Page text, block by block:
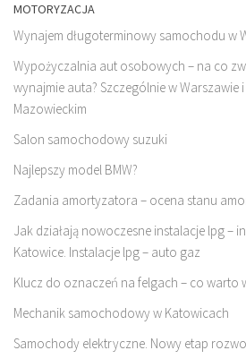
MOTORYZACJA
Wynajem długoterminowy samochodu w
Wypożyczalnia aut osobowych – na co
wynajmie auta? Szczególnie w Warszawie
Mazowieckim
Salon samochodowy suzuki
Najlepszy model BMW?
Zadania amortyzatora – ocena stanu
Jak działają nowoczesne instalacje lpg –
Katowice. Instalacje lpg – auto gaz
Klucz do oznaczeń na felgach – co warto
Mechanik samochodowy w Katowicach
Samochody elektryczne. Nowy etap